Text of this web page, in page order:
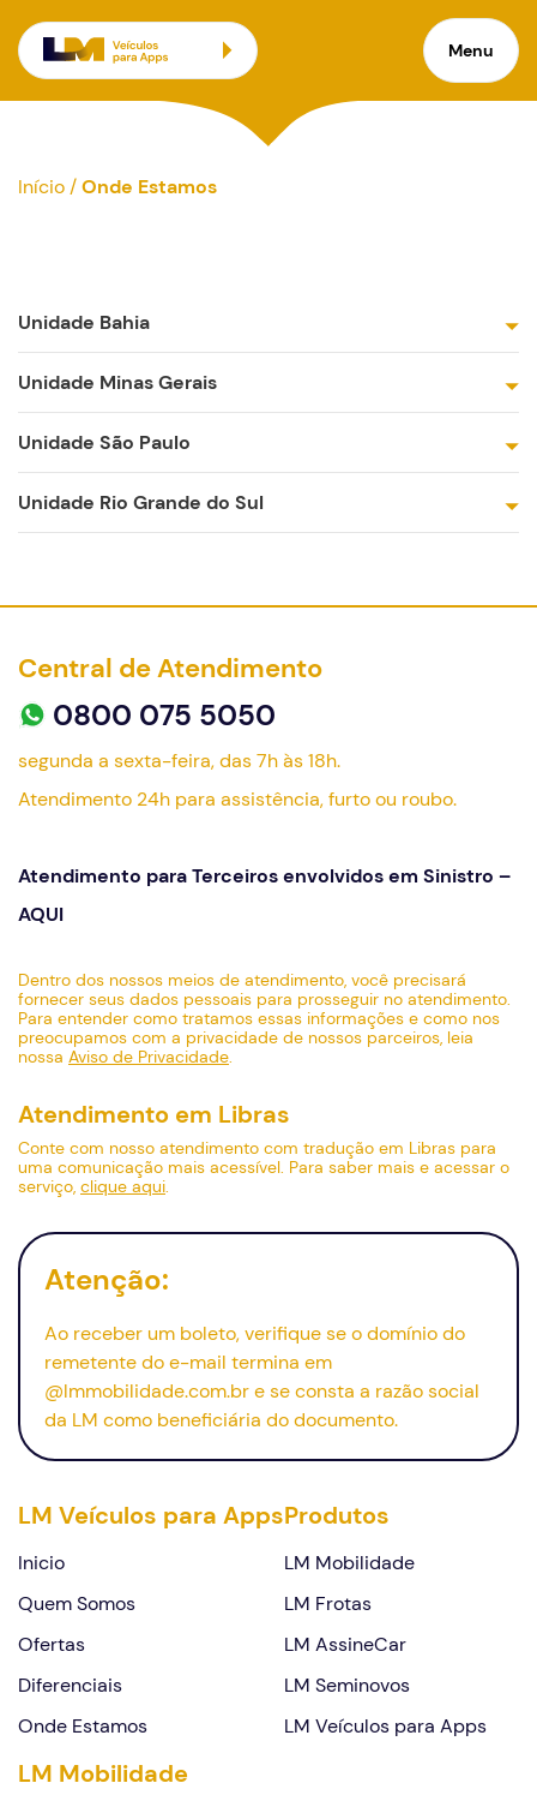
Onde Estamos
Menu
Início/Onde Estamos
Unidade Bahia
Unidade Minas Gerais
Unidade São Paulo
Unidade Rio Grande do Sul
Central de Atendimento
0800 075 5050
segunda a sexta-feira, das 7h às 18h.
Atendimento 24h para assistência, furto ou roubo.
Atendimento para Terceiros envolvidos em Sinistro –
AQUI
Dentro dos nossos meios de atendimento, você precisará
fornecer seus dados pessoais para prosseguir no atendimento.
Para entender como tratamos essas informações e como nos
preocupamos com a privacidade de nossos parceiros, leia
nossa Aviso de Privacidade.
Atendimento em Libras
Conte com nosso atendimento com tradução em Libras para
uma comunicação mais acessível. Para saber mais e acessar o
serviço, clique aqui.
Atenção:
Ao receber um boleto, verifique se o domínio do
remetente doe-mail termina em
@lmmobilidade.com.br e se consta a razão social
da LM como beneficiária do documento.
LM Veículos para Apps
Inicio
Quem Somos
Ofertas
Diferenciais
Onde Estamos
Produtos
LM Mobilidade
LM Frotas
LM AssineCar
LM Veículos para Apps
LM Seminovos
LM Mobilidade
Continuar